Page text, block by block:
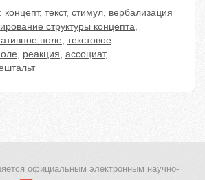
концепт, текст, стимул, вербализация
структуры концепта,
поле, текстовое
, реакция, ассоциат,
официальным электронным научно-